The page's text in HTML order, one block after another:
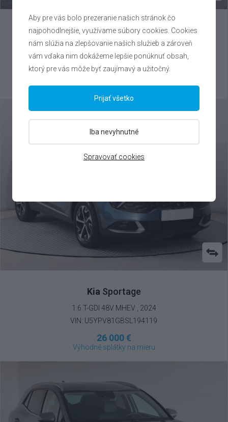
KiaSportage
1.6 T-GDI , 2025
VIN: U5YPV81B7TL470692
29 000 €
Výhodné splátky na mieru
Kia Sportage
1.6 T-GDI 48V MHEV , 2024
VIN: U5YPV81GBSL194119
26 000 €
Výhodné splátky na mieru
Aby pre vás bolo prezeranie našich stránok čo
najpohodlnejšie, využívame súbory cookies. Cookies
nám slúžia na zlepšovanie našich služieb a zároveň
vám vďaka nim dokážeme lepšie ponúknuť obsah,
ktorý pre vás môže byť zaujímavý a užitočný.
Spravovať cookies
Iba nevyhnutné
Prijať všetko